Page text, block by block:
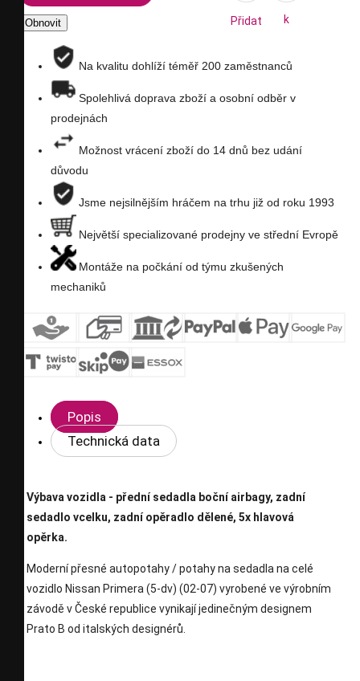
Přidat
seznam
k
Na kvalitu dohlíží téměř 200 zaměstnanců
Spolehlivá doprava zboží a osobní odběr v
prodejnách
Možnost vrácení zboží do 14 dnů bez udání
důvodu
Jsme nejsilnějším hráčem na trhu již od roku 1993
Největší specializované prodejny ve střední Evropě
Montáže na počkání od týmu zkušených
mechaniků
Popis
Technická data
Výbava vozidla - přední sedadla boční airbagy, zadní
sedadlo vcelku, zadní opěradlo dělené, 5x hlavová
opěrka.
Moderní přesné autopotahy / potahy na sedadla na celé
vozidlo Nissan Primera (5-dv) (02-07) vyrobené ve výrobním
závodě v České republice vynikají jedinečným designem
Prato B od italských designérů.